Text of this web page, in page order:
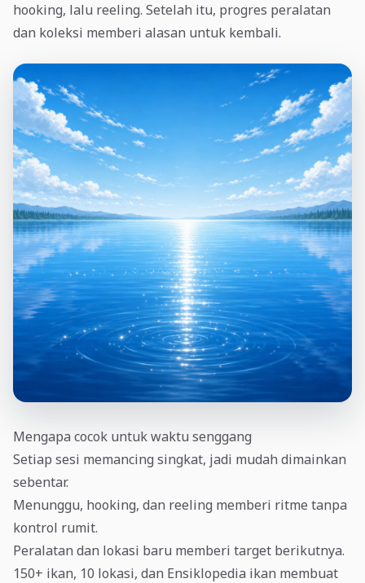
hooking, lalu reeling. Setelah itu, progres peralatan
dan koleksi memberi alasan untuk kembali.
Mengapa cocok untuk waktu senggang
Setiap sesi memancing singkat, jadi mudah dimainkan
sebentar.
Menunggu, hooking, dan reeling memberi ritme tanpa
kontrol rumit.
Peralatan dan lokasi baru memberi target berikutnya.
150+ ikan, 10 lokasi, dan Ensiklopedia ikan membuat